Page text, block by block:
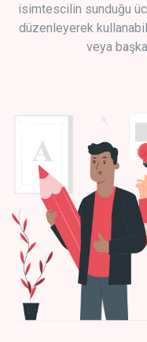
isimtescilin sunduğu
düzenleyerek
veya